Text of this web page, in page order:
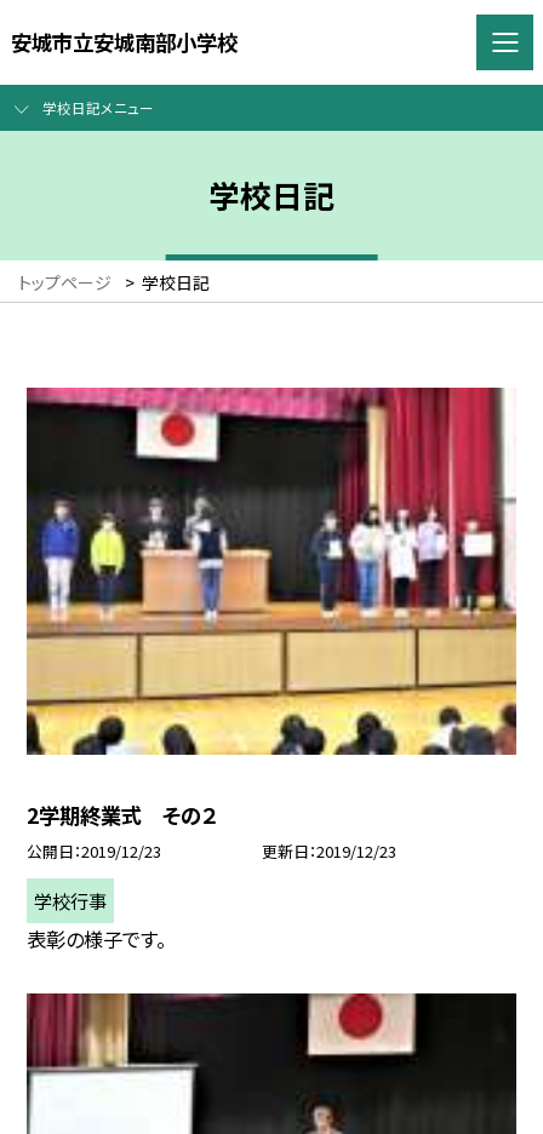
安城市立安城南部小学校
学校日記メニュー
学校日記
トップページ > 学校日記
2学期終業式 その２
公開日 2019/12/23 更新日 2019/12/23
学校行事
表彰の様子です。